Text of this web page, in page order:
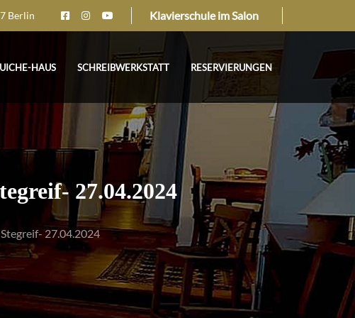
Berlin Klavierschule im Salon
HAUS SCHREIBWERKSTATT RESERVIERUNGEN
27.04.2024
27.04.2024